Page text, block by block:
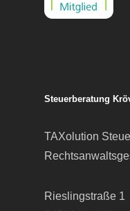
Steuerberatung
TAXolution
Rieslingstraße 1